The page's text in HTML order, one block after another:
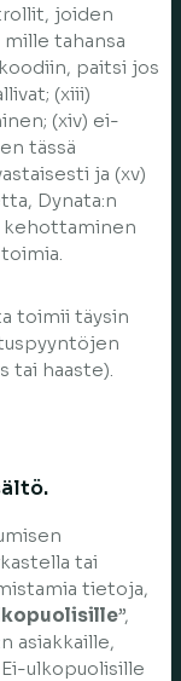
joiden
tahansa
paitsi jos
(xiii)
(xiv) ei-
tässä
ja (xv)
Dynata:n
toimii täysin
tai haaste).
tai
tietoja,
”,
asiakkaille,
ulkopuolisille